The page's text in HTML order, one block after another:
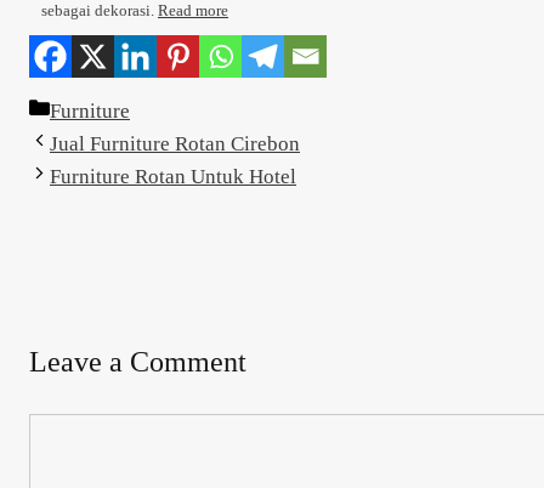
sebagai dekorasi. Read more
Categories
Furniture
Jual Furniture Rotan Cirebon
Furniture Rotan Untuk Hotel
Leave a Comment